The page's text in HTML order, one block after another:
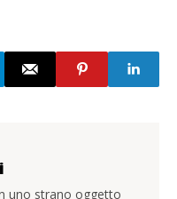
uno strano oggetto